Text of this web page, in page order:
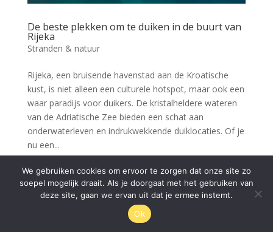
De beste plekken om te duiken in de buurt van
Rijeka
Stranden & natuur
Rijeka, een bruisende havenstad aan de Kroatische
kust, is niet alleen een culturele hotspot, maar ook een
waar paradijs voor duikers. De kristalheldere wateren
van de Adriatische Zee bieden een schat aan
onderwaterleven en indrukwekkende duiklocaties. Of je
nu een...
© Rijeka.nl 2026
We gebruiken cookies om ervoor te zorgen dat onze site zo
soepel mogelijk draait. Als je doorgaat met het gebruiken van
deze site, gaan we ervan uit dat je ermee instemt.
Ok